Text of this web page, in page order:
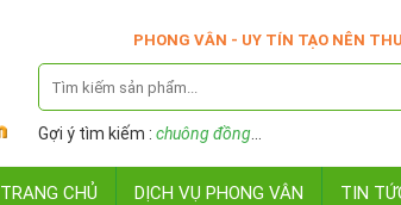
PHONG VÂN - UY TÍN TẠO NÊN
Gợi ý tìm kiếm : chuông đồng
TRANG CHỦ DỊCH VỤ PHONG VÂN TIN